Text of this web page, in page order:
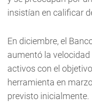
insistían en calificar
En diciembre, el
aumentó la
activos con el
herramienta en
previsto inicialmente.